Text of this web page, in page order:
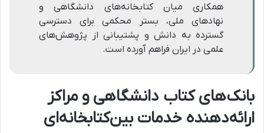
همکاری میان کتابخانه‌های دانشگاهی و
نهادهای ملی، بستر محکمی برای دسترسی
گسترده به دانش و پشتیبانی از پژوهش‌های
علمی در ایران فراهم آورده است.
بانک‌های کتاب دانشگاهی و مراکز
ارائه‌دهنده خدمات بین‌کتابخانه‌ای